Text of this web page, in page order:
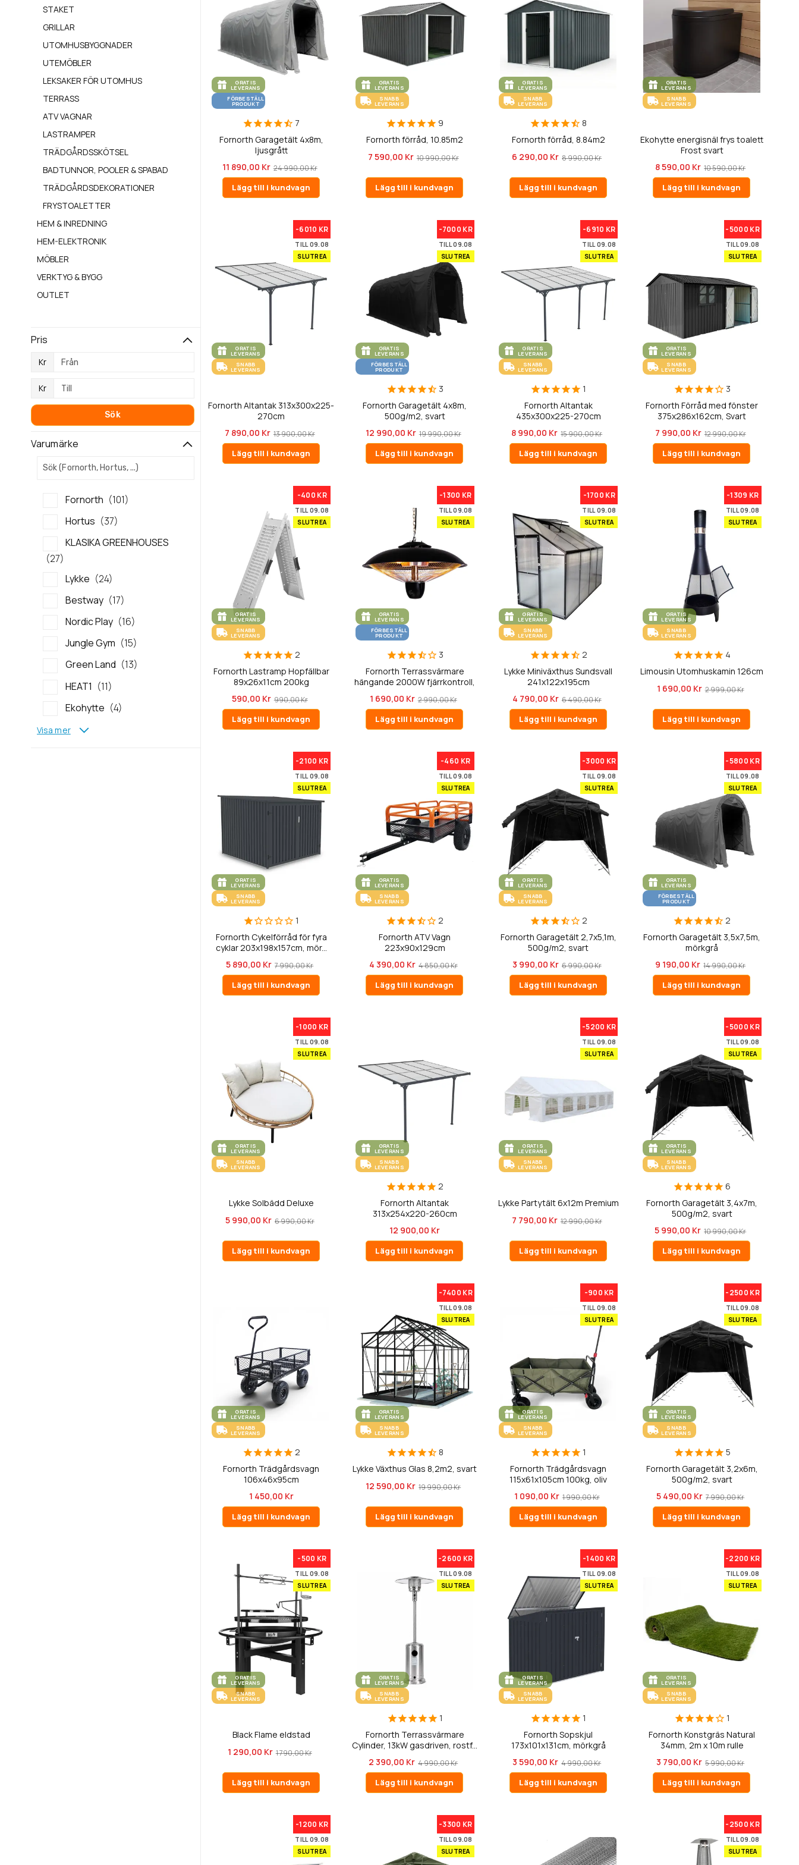
GRATIS
LEVERANS
FÖRBESTÄLL
PRODUKT
7
Fornorth Garagetält 4x8m,
ljusgrått
11 890,00 Kr 24 990,00 Kr
Lägg till i kundvagn
GRATIS
LEVERANS
SNABB
LEVERANS
9
Fornorth förråd, 10.85m2
7 590,00 Kr 10 990,00 Kr
Lägg till i kundvagn
GRATIS
LEVERANS
SNABB
LEVERANS
8
Fornorth förråd, 8.84m2
6 290,00 Kr 8 990,00 Kr
Lägg till i kundvagn
GRATIS
LEVERANS
SNABB
LEVERANS
Ekohytte energisnäl frys toalett
Frost svart
8 590,00 Kr 10 590,00 Kr
Lägg till i kundvagn
-6010 KR
TILL 09.08
SLUTREA
GRATIS
LEVERANS
SNABB
LEVERANS
Fornorth Altantak 313x300x225-
270cm
7 890,00 Kr 13 900,00 Kr
Lägg till i kundvagn
-7000 KR
TILL 09.08
SLUTREA
GRATIS
LEVERANS
FÖRBESTÄLL
PRODUKT
3
Fornorth Garagetält 4x8m,
500g/m2, svart
12 990,00 Kr 19 990,00 Kr
Lägg till i kundvagn
-6910 KR
TILL 09.08
SLUTREA
GRATIS
LEVERANS
SNABB
LEVERANS
1
Fornorth Altantak
435x300x225-270cm
8 990,00 Kr 15 900,00 Kr
Lägg till i kundvagn
-5000 KR
TILL 09.08
SLUTREA
GRATIS
LEVERANS
SNABB
LEVERANS
3
Fornorth Förråd med fönster
375x286x162cm, Svart
7 990,00 Kr 12 990,00 Kr
Lägg till i kundvagn
-400 KR
TILL 09.08
SLUTREA
GRATIS
LEVERANS
SNABB
LEVERANS
2
Fornorth Lastramp Hopfällbar
89x26x11cm 200kg
590,00 Kr 990,00 Kr
Lägg till i kundvagn
-1300 KR
TILL 09.08
SLUTREA
GRATIS
LEVERANS
FÖRBESTÄLL
PRODUKT
3
Fornorth Terrassvärmare
hängande 2000W fjärrkontroll,
1 690,00 Kr 2 990,00 Kr
Lägg till i kundvagn
-1700 KR
TILL 09.08
SLUTREA
GRATIS
LEVERANS
SNABB
LEVERANS
2
Lykke Miniväxthus Sundsvall
241x122x195cm
4 790,00 Kr 6 490,00 Kr
Lägg till i kundvagn
-1309 KR
TILL 09.08
SLUTREA
GRATIS
LEVERANS
SNABB
LEVERANS
4
Limousin Utomhuskamin 126cm
1 690,00 Kr 2 999,00 Kr
Lägg till i kundvagn
-2100 KR
TILL 09.08
SLUTREA
GRATIS
LEVERANS
SNABB
LEVERANS
1
Fornorth Cykelförråd för fyra
cyklar 203x198x157cm, mör...
5 890,00 Kr 7 990,00 Kr
Lägg till i kundvagn
-460 KR
TILL 09.08
SLUTREA
GRATIS
LEVERANS
SNABB
LEVERANS
2
Fornorth ATV Vagn
223x90x129cm
4 390,00 Kr 4 850,00 Kr
Lägg till i kundvagn
-3000 KR
TILL 09.08
SLUTREA
GRATIS
LEVERANS
SNABB
LEVERANS
2
Fornorth Garagetält 2,7x5,1m,
500g/m2, svart
3 990,00 Kr 6 990,00 Kr
Lägg till i kundvagn
-5800 KR
TILL 09.08
SLUTREA
GRATIS
LEVERANS
FÖRBESTÄLL
PRODUKT
2
Fornorth Garagetält 3,5x7,5m,
mörkgrå
9 190,00 Kr 14 990,00 Kr
Lägg till i kundvagn
-1000 KR
TILL 09.08
SLUTREA
GRATIS
LEVERANS
SNABB
LEVERANS
Lykke Solbädd Deluxe
5 990,00 Kr 6 990,00 Kr
Lägg till i kundvagn
GRATIS
LEVERANS
SNABB
LEVERANS
2
Fornorth Altantak
313x254x220-260cm
12 900,00 Kr
Lägg till i kundvagn
-5200 KR
TILL 09.08
SLUTREA
GRATIS
LEVERANS
SNABB
LEVERANS
Lykke Partytält 6x12m Premium
7 790,00 Kr 12 990,00 Kr
Lägg till i kundvagn
-5000 KR
TILL 09.08
SLUTREA
GRATIS
LEVERANS
SNABB
LEVERANS
6
Fornorth Garagetält 3,4x7m,
500g/m2, svart
5 990,00 Kr 10 990,00 Kr
Lägg till i kundvagn
GRATIS
LEVERANS
SNABB
LEVERANS
2
Fornorth Trädgårdsvagn
106x46x95cm
1 450,00 Kr
Lägg till i kundvagn
-7400 KR
TILL 09.08
SLUTREA
GRATIS
LEVERANS
SNABB
LEVERANS
8
Lykke Växthus Glas 8,2m2, svart
12 590,00 Kr 19 990,00 Kr
Lägg till i kundvagn
-900 KR
TILL 09.08
SLUTREA
GRATIS
LEVERANS
SNABB
LEVERANS
1
Fornorth Trädgårdsvagn
115x61x105cm 100kg, oliv
1 090,00 Kr 1 990,00 Kr
Lägg till i kundvagn
-2500 KR
TILL 09.08
SLUTREA
GRATIS
LEVERANS
SNABB
LEVERANS
5
Fornorth Garagetält 3,2x6m,
500g/m2, svart
5 490,00 Kr 7 990,00 Kr
Lägg till i kundvagn
-500 KR
TILL 09.08
SLUTREA
GRATIS
LEVERANS
SNABB
LEVERANS
Black Flame eldstad
1 290,00 Kr 1 790,00 Kr
Lägg till i kundvagn
-2600 KR
TILL 09.08
SLUTREA
GRATIS
LEVERANS
SNABB
LEVERANS
1
Fornorth Terrassvärmare
Cylinder, 13kW gasdriven, rostf...
2 390,00 Kr 4 990,00 Kr
Lägg till i kundvagn
-1400 KR
TILL 09.08
SLUTREA
GRATIS
LEVERANS
SNABB
LEVERANS
1
Fornorth Sopskjul
173x101x131cm, mörkgrå
3 590,00 Kr 4 990,00 Kr
Lägg till i kundvagn
-2200 KR
TILL 09.08
SLUTREA
GRATIS
LEVERANS
SNABB
LEVERANS
1
Fornorth Konstgräs Natural
34mm, 2m x 10m rulle
3 790,00 Kr 5 990,00 Kr
Lägg till i kundvagn
-1200 KR
TILL 09.08
SLUTREA
-3300 KR
TILL 09.08
SLUTREA
-2500 KR
TILL 09.08
SLUTREA
STAKET
GRILLAR
UTOMHUSBYGGNADER
UTEMÖBLER
LEKSAKER FÖR UTOMHUS
TERRASS
ATV VAGNAR
LASTRAMPER
TRÄDGÅRDSSKÖTSEL
BADTUNNOR, POOLER & SPABAD
TRÄDGÅRDSDEKORATIONER
FRYSTOALETTER
HEM & INREDNING
HEM-ELEKTRONIK
MÖBLER
VERKTYG & BYGG
OUTLET
Pris
Kr
Kr
Sök
Varumärke
Fornorth
101
Hortus
37
KLASIKA GREENHOUSES
27
Lykke
24
Bestway
17
Nordic Play
16
Jungle Gym
15
Green Land
13
HEAT1
11
Ekohytte
4
Visa mer